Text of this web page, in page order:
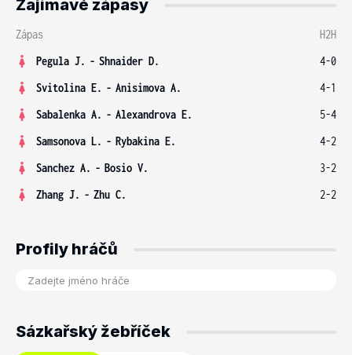
Zajímavé zápasy
Zápas
H2H
Pegula J. - Shnaider D.
4-0
Svitolina E. - Anisimova A.
4-1
Sabalenka A. - Alexandrova E.
5-4
Samsonova L. - Rybakina E.
4-2
Sanchez A. - Bosio V.
3-2
Zhang J. - Zhu C. 2-2
Profily hráčů
Sázkařský žebříček